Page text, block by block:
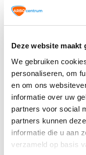
Deze website maakt
We gebruiken
personaliseren, om
en om ons
informatie over uw
partners voor social
partners kunnen
informatie die u aan
verzameld op basis
laatste
Schrijf je in